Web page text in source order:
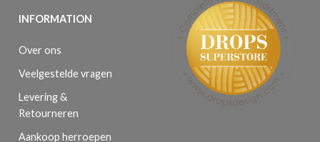
INFORMATION
Over ons
Veelgestelde vragen
Levering &
Retourneren
Aankoop herroepen